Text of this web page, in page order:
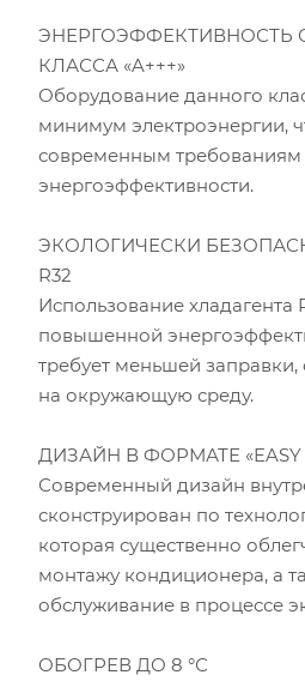
ЭНЕРГОЭФФЕКТИВНОСТЬ
КЛАССА «A+++»
Оборудование данного
минимум электроэнергии,
современным требованиям
энергоэффективности.
ЭКОЛОГИЧЕСКИ
R32
Использование хладагента
повышенной
требует меньшей
на окружающую среду.
ДИЗАЙН В ФОРМАТЕ «EASY
Современный дизайн
сконструирован по
которая существенно
монтажу кондиционера, а
обслуживание в процессе
ОБОГРЕВ ДО 8 °С
Площадь помещения (кв.м)
Высота потолка (м)
Инсоляция (степень освещенности
Мощность остальной бытовой техники, Вт
Расчётная мощность охлаждения:
Рекомендуемый диапазон